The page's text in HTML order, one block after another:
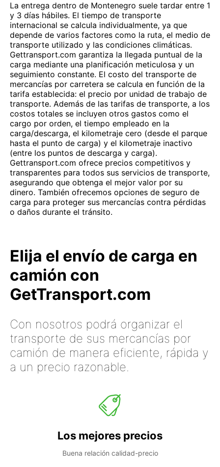
La entrega dentro de Montenegro suele tardar entre 1
y 3 días hábiles. El tiempo de transporte
internacional se calcula individualmente, ya que
depende de varios factores como la ruta, el medio de
transporte utilizado y las condiciones climáticas.
Gettransport.com garantiza la llegada puntual de la
carga mediante una planificación meticulosa y un
seguimiento constante. El costo del transporte de
mercancías por carretera se calcula en función de la
tarifa establecida: el precio por unidad de trabajo de
transporte. Además de las tarifas de transporte, a los
costos totales se incluyen otros gastos como el
cargo por orden, el tiempo empleado en la
carga/descarga, el kilometraje cero (desde el parque
hasta el punto de carga) y el kilometraje inactivo
(entre los puntos de descarga y carga).
Gettransport.com ofrece precios competitivos y
transparentes para todos sus servicios de transporte,
asegurando que obtenga el mejor valor por su
dinero. También ofrecemos opciones de seguro de
carga para proteger sus mercancías contra pérdidas
o daños durante el tránsito.
Elija el envío de carga en
camión con
GetTransport.com
Con nosotros podrá organizar el
transporte de sus mercancías por
camión de manera eficiente, rápida y
a un precio razonable.
Los mejores precios
Buena relación calidad-precio